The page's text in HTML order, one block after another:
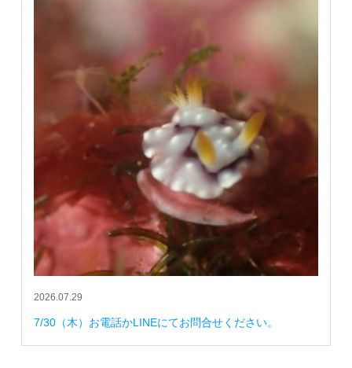
2026.07.29
7/30（木）お電話かLINEにてお問合せください。